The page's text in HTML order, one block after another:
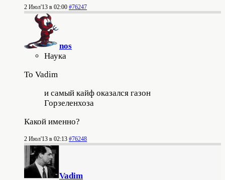
2 Июл'13 в 02:00 #76247
nos
Наука
To Vadim
и самый кайф оказался газон
Горзеленхоза
Какой именно?
2 Июл'13 в 02:13 #76248
Vadim